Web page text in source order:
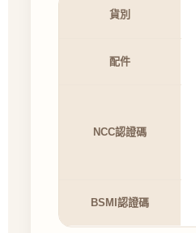
貨別
配件
NCC認證碼
BSMI認證碼